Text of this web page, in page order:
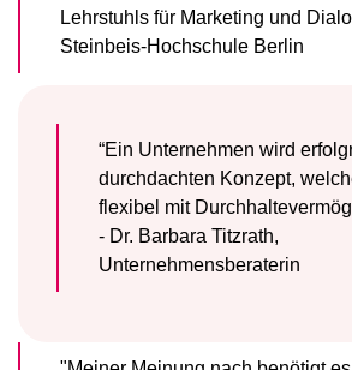
Lehrstuhls für Marketing und
Steinbeis-Hochschule Berlin
“Ein Unternehmen wird
durchdachten Konzept,
flexibel mit
- Dr. Barbara Titzrath,
Unternehmensberaterin